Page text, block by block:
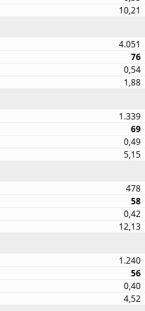
10,21
4.051
76
0,54
1,88
1.339
69
0,49
5,15
478
58
0,42
12,13
1.240
56
0,40
4,52